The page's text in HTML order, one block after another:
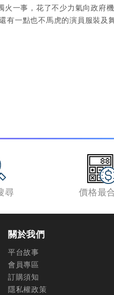
一事，花了不少力氣向政府
有一點也不馬虎的演員服裝及
尋 價格最
關於我們
平台故事
會員專區
訂購須知
隱私權政策